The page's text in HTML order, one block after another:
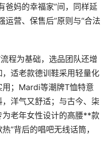
妈的幸福家”间，同样延
运营、保售后”原则与“合法
程为基础，选品团队还增
适老款德训鞋采用轻量化
；Mardi等潮牌T恤特意
洋气又舒适；与古今、柒
老年女性设计的高腰**款
”背后的唱吧无线话筒，